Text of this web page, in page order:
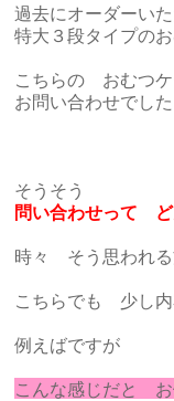
過去にオーダーい
特大３段タイプの
こちらの おむつケ
お問い合わせでした
そうそう
問い合わせって ど
時々 そう思われ
こちらでも 少し
例えばですが
こんな感じだと